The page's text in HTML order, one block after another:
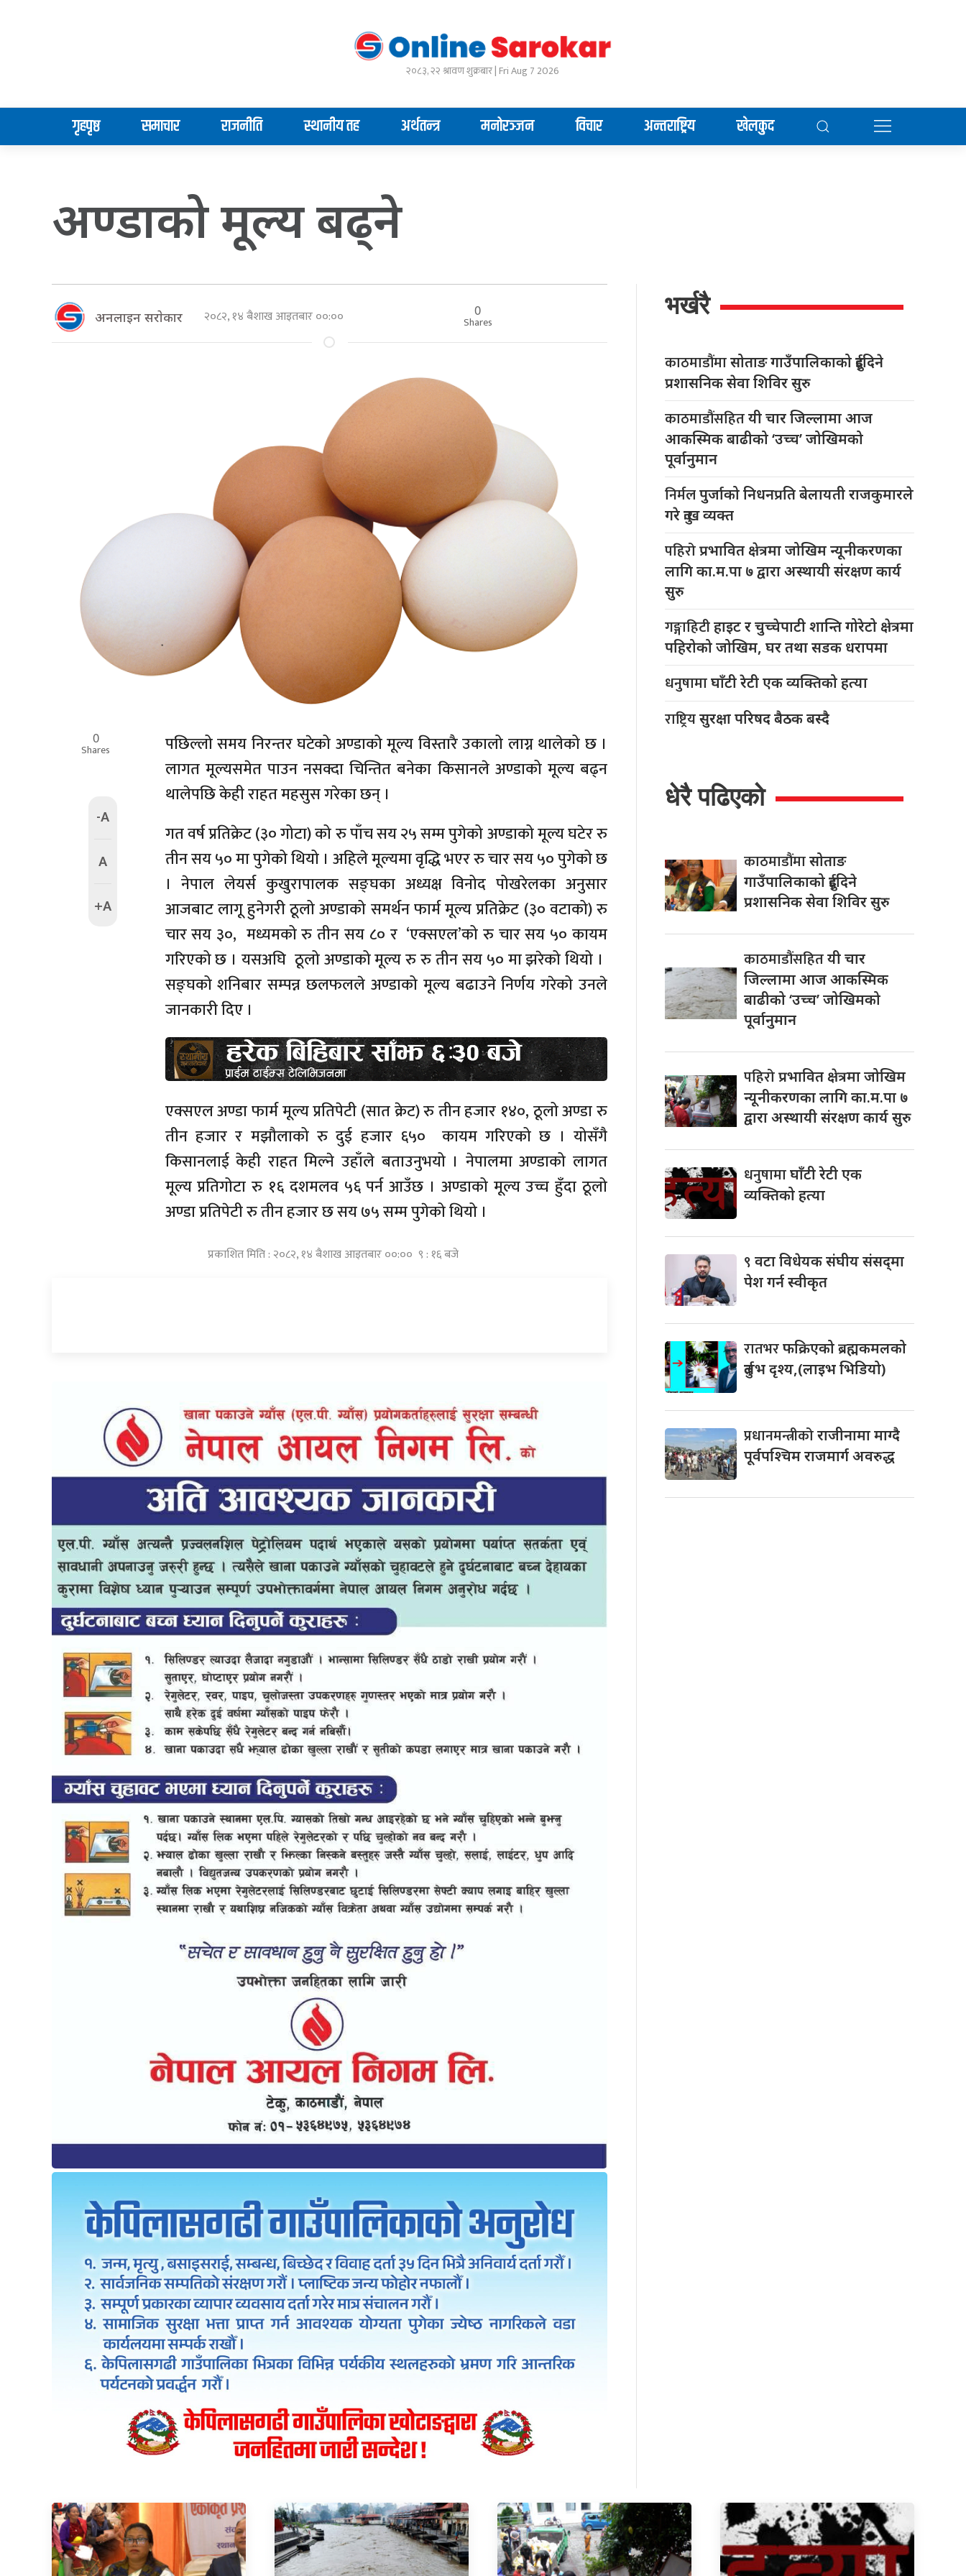
२०८३, २२ श्रावण शुक्रबार | Fri Aug 7 2026
गृहपृष्ठ समाचार राजनीति स्थानीय तह अर्थतन्त्र मनोरञ्जन विचार अन्तराष्ट्रिय खेलकुद
अण्डाको मूल्य बढ्ने
अनलाइन सराेकार २०८२, १४ बैशाख आइतबार ००:०० 0
Shares
0
Shares
-A
A
+A
पछिल्लो समय निरन्तर घटेको अण्डाको मूल्य विस्तारै उकालो लाग्न थालेको छ ।
लागत मूल्यसमेत पाउन नसक्दा चिन्तित बनेका किसानले अण्डाको मूल्य बढ्न
थालेपछि केही राहत महसुस गरेका छन् ।
गत वर्ष प्रतिक्रेट (३० गोटा) को रु पाँच सय २५ सम्म पुगेको अण्डाको मूल्य घटेर रु
तीन सय ५० मा पुगेको थियो । अहिले मूल्यमा वृद्धि भएर रु चार सय ५० पुगेको छ
। नेपाल लेयर्स कुखुरापालक सङ्घका अध्यक्ष विनोद पोखरेलका अनुसार
आजबाट लागू हुनेगरी ठूलो अण्डाको समर्थन फार्म मूल्य प्रतिक्रेट (३० वटाको) रु
चार सय ३०, मध्यमको रु तीन सय ८० र ‘एक्सएल’को रु चार सय ५० कायम
गरिएको छ । यसअघि ठूलो अण्डाको मूल्य रु रु तीन सय ५० मा झरेको थियो ।
सङ्घको शनिबार सम्पन्न छलफलले अण्डाको मूल्य बढाउने निर्णय गरेको उनले
जानकारी दिए ।
एक्सएल अण्डा फार्म मूल्य प्रतिपेटी (सात क्रेट) रु तीन हजार १४०, ठूलो अण्डा रु
तीन हजार र मझौलाको रु दुई हजार ६५० कायम गरिएको छ । योसँगै
किसानलाई केही राहत मिल्ने उहाँले बताउनुभयो । नेपालमा अण्डाको लागत
मूल्य प्रतिगोटा रु १६ दशमलव ५६ पर्न आउँछ । अण्डाको मूल्य उच्च हुँदा ठूलो
अण्डा प्रतिपेटी रु तीन हजार छ सय ७५ सम्म पुगेको थियो ।
प्रकाशित मिति : २०८२, १४ बैशाख आइतबार ००:०० ९ : १६ बजे
भर्खरै
काठमाडौंमासोताङ गाउँपालिकाको दुईदिने
प्रशासनिक सेवा शिविर सुरु
काठमाडौंसहितयी चार जिल्लामा आज
आकस्मिक बाढीको ‘उच्च’ जोखिमको
पूर्वानुमान
निर्मलपुर्जाको निधनप्रति बेलायती राजकुमारले
गरे दुःख व्यक्त
पहिरोप्रभावित क्षेत्रमा जोखिम न्यूनीकरणका
लागि का.म.पा ७ द्वारा अस्थायी संरक्षण कार्य
सुरु
गङ्गाहिटीहाइट र चुच्चेपाटी शान्ति गोरेटो क्षेत्रमा
पहिरोको जोखिम, घर तथा सडक धरापमा
धनुषामाघाँटी रेटी एक व्यक्तिको हत्या
राष्ट्रियसुरक्षा परिषद बैठक बस्दै
धेरै पढिएको
काठमाडौंमासोताङ
गाउँपालिकाको दुईदिने
प्रशासनिक सेवा शिविर सुरु
काठमाडौंसहितयी चार
जिल्लामा आज आकस्मिक
बाढीको ‘उच्च’ जोखिमको
पूर्वानुमान
पहिरोप्रभावित क्षेत्रमा जोखिम
न्यूनीकरणका लागि का.म.पा ७
द्वारा अस्थायी संरक्षण कार्य सुरु
धनुषामाघाँटी रेटी एक
व्यक्तिको हत्या
९वटा विधेयक संघीय संसद्‌मा
पेश गर्न स्वीकृत
रातभरफक्रिएको ब्रह्मकमलको
दुर्लभ दृश्य,(लाइभ भिडियो)
प्रधानमन्त्रीकोराजीनामा माग्दै
पूर्वपश्चिम राजमार्ग अवरुद्ध